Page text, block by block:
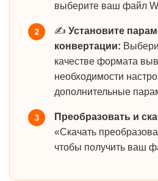
выберите ваш файл
2 ✍️ Установите
конвертации:
качестве формата
необходимости
дополнительные
3 Преобразовать и
«Скачать
чтобы получить ваш